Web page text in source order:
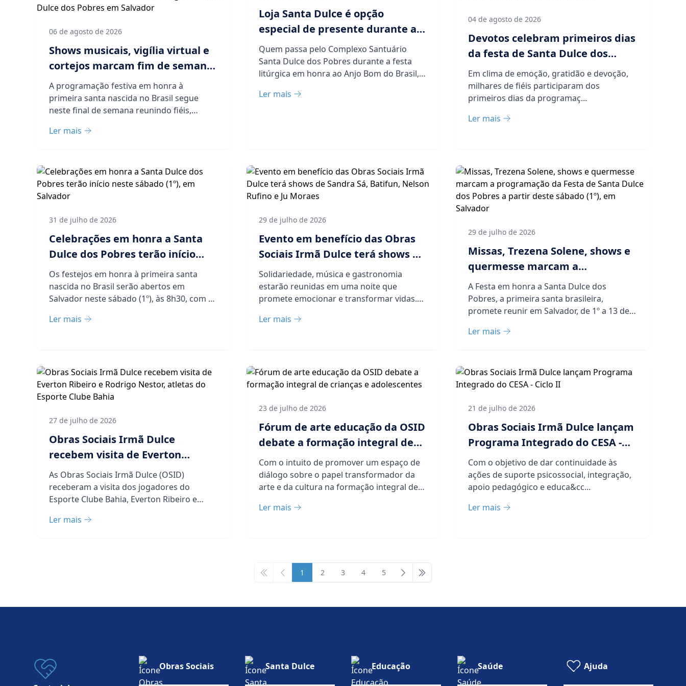
06 de agosto de 2026
Shows musicais, vigília virtual e
cortejos marcam fim de semana
de homenagens a Santa Dulce
dos Pobres em Salvador
A programação festiva em honra à
primeira santa nascida no Brasil segue
neste final de semana reunindo fiéis,
Ler mais
Loja Santa Dulce é opção
especial de presente durante a
festa litúrgica do Anjo Bom
Quem passa pelo Complexo Santuário
Santa Dulce dos Pobres durante a festa
litúrgica em honra ao Anjo Bom do Brasil,
Ler mais
04 de agosto de 2026
Devotos celebram primeiros dias
da festa de Santa Dulce dos
Pobres em Salvador
Em clima de emoção, gratidão e devoção,
milhares de fiéis participaram dos
primeiros dias da programaç...
Ler mais
31 de julho de 2026
Celebrações em honra a Santa
Dulce dos Pobres terão início
neste sábado (1º), em Salvador
Os festejos em honra à primeira santa
nascida no Brasil serão abertos em
Salvador neste sábado (1º), às 8h30, com a
Ler mais
29 de julho de 2026
Evento em benefício das Obras
Sociais Irmã Dulce terá shows de
Sandra Sá, Batifun, Nelson
Rufino e Ju Moraes
Solidariedade, música e gastronomia
estarão reunidas em uma noite que
promete emocionar e transformar vidas.
Ler mais
29 de julho de 2026
Missas, Trezena Solene, shows e
quermesse marcam a
programação da Festa de Santa
Dulce dos Pobres a partir deste
sábado (1º), em Salvador
A Festa em honra a Santa Dulce dos
Pobres, a primeira santa brasileira,
promete reunir em Salvador, de 1º a 13 de
Ler mais
27 de julho de 2026
Obras Sociais Irmã Dulce
recebem visita de Everton
Ribeiro e Rodrigo Nestor, atletas
do Esporte Clube Bahia
As Obras Sociais Irmã Dulce (OSID)
receberam a visita dos jogadores do
Esporte Clube Bahia, Everton Ribeiro e
Ler mais
23 de julho de 2026
Fórum de arte educação da OSID
debate a formação integral de
crianças e adolescentes
Com o intuito de promover um espaço de
diálogo sobre o papel transformador da
arte e da cultura na formação integral de
Ler mais
21 de julho de 2026
Obras Sociais Irmã Dulce lançam
Programa Integrado do CESA -
Ciclo II
Com o objetivo de dar continuidade às
ações de suporte psicossocial, integração,
apoio pedagógico e educa&cc...
Ler mais
First pagePrevious page
1 2 3 4 5 Next pageLast page
Obras Sociais Santa Dulce Educação Saúde Ajuda